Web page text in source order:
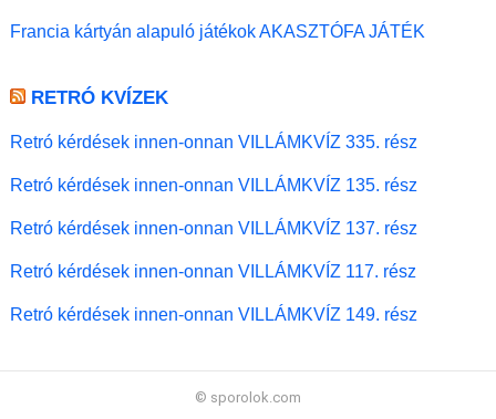
Francia kártyán alapuló játékok AKASZTÓFA JÁTÉK
RETRÓ KVÍZEK
Retró kérdések innen-onnan VILLÁMKVÍZ 335. rész
Retró kérdések innen-onnan VILLÁMKVÍZ 135. rész
Retró kérdések innen-onnan VILLÁMKVÍZ 137. rész
Retró kérdések innen-onnan VILLÁMKVÍZ 117. rész
Retró kérdések innen-onnan VILLÁMKVÍZ 149. rész
© sporolok.com